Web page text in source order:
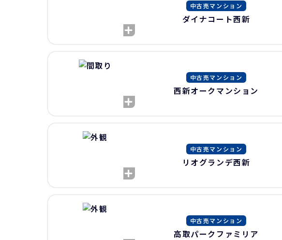
中古売マンション
ダイナコート西新
中古売マンション
西新オークマンション
中古売マンション
リオグランデ西新
中古売マンション
高取パークファミリア